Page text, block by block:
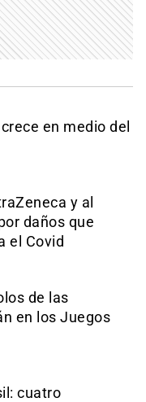
en medio del
y al
daños que
el Covid
de las
en los Juegos
cuatro